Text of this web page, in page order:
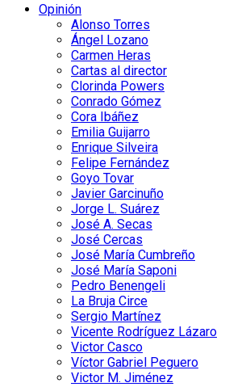
Opinión
Alonso Torres
Ángel Lozano
Carmen Heras
Cartas al director
Clorinda Powers
Conrado Gómez
Cora Ibáñez
Emilia Guijarro
Enrique Silveira
Felipe Fernández
Goyo Tovar
Javier Garcinuño
Jorge L. Suárez
José A. Secas
José Cercas
José María Cumbreño
José María Saponi
Pedro Benengeli
La Bruja Circe
Sergio Martínez
Vicente Rodríguez Lázaro
Victor Casco
Víctor Gabriel Peguero
Victor M. Jiménez